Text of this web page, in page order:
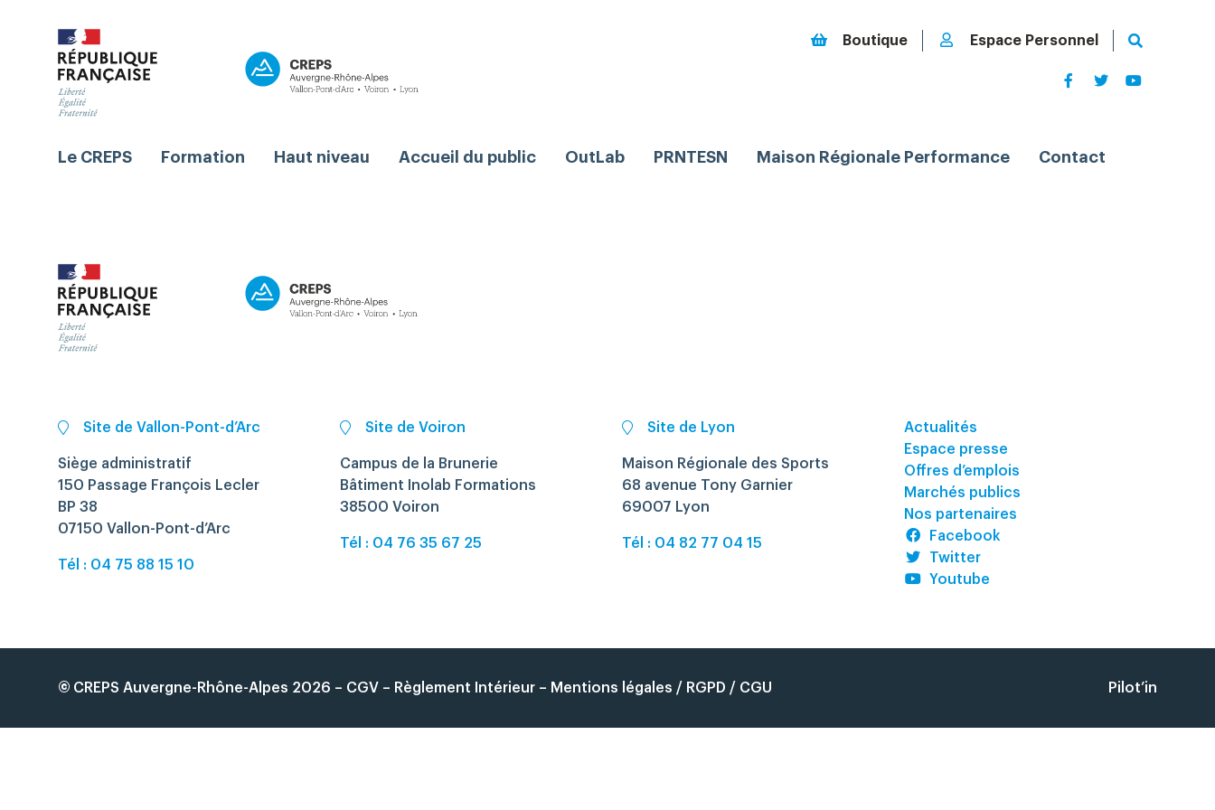
Boutique Espace Personnel
Le CREPS Formation Haut niveau Accueil du public OutLab PRNTESN Maison Régionale Performance Contact
Site de Vallon-Pont-d’Arc
Siège administratif
150 Passage François Lecler
BP 38
07150 Vallon-Pont-d’Arc
Tél : 04 75 88 15 10
Site de Voiron
Campus de la Brunerie
Bâtiment Inolab Formations
38500 Voiron
Tél : 04 76 35 67 25
Site de Lyon
Maison Régionale des Sports
68 avenue Tony Garnier
69007 Lyon
Tél : 04 82 77 04 15
Actualités
Espace presse
Offres d’emplois
Marchés publics
Nos partenaires
Facebook
Twitter
Youtube
© CREPS Auvergne-Rhône-Alpes 2026 – CGV – Règlement Intérieur – Mentions légales / RGPD / CGU Pilot’in